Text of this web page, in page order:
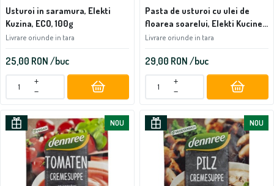
Usturoi in saramura, Elekti
Kuzina, ECO, 100g
Livrare oriunde in tara
25,00 RON /buc
+
−
Pasta de usturoi cu ulei de
floarea soarelui, Elekti Kucine,
ECO, 115g
Livrare oriunde in tara
29,00 RON /buc
+
−
NOU NOU